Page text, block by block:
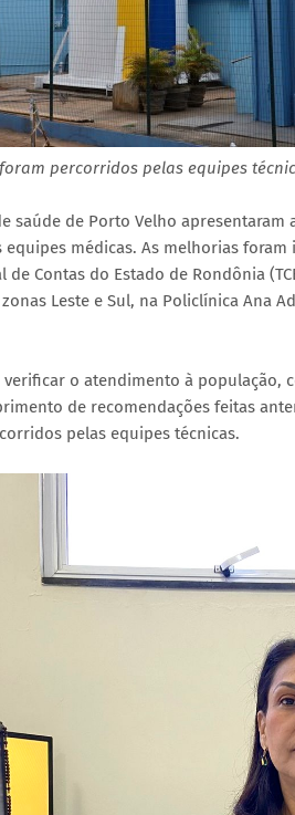
percorridos pelas equipes
saúde de Porto Velho
médicas. As melhorias
Contas do Estado de Rondônia
Leste e Sul, na Policlínica Ana
o atendimento à população,
de recomendações feitas
pelas equipes técnicas.